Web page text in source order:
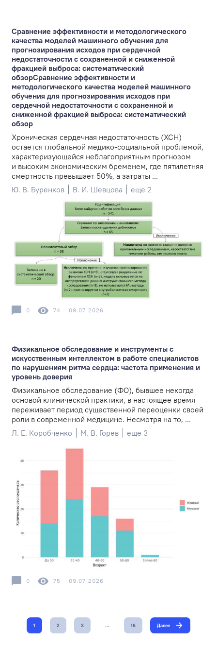
Сравнение эффективности и методологического
качества моделей машинного обучения для
прогнозирования исходов при сердечной
недостаточности с сохраненной и сниженной
фракцией выброса: систематический
обзорСравнение эффективности и
методологического качества моделей машинного
обучения для прогнозирования исходов при
сердечной недостаточности с сохраненной и
сниженной фракцией выброса: систематический
обзор
Хроническая сердечная недостаточность (ХСН)
остается глобальной медико-социальной проблемой,
характеризующейся неблагоприятным прогнозом
и высоким экономическим бременем, где пятилетняя
смертность превышает 50%, а затраты ...
Ю. В. Буренков
В. И. Шевцова еще 2
0 74 09.07.2026
Физикальное обследование и инструменты с
искусственным интеллектом в работе специалистов
по нарушениям ритма сердца: частота применения и
уровень доверия
Физикальное обследование (ФО), бывшее некогда
основой клинической практики, в настоящее время
переживает период существенной переоценки своей
роли в современной медицине. Несмотря на то, ...
Л. Е. Коробченко
М. В. Горев еще 3
0 75 09.07.2026
1 2 3 … 16 Далее